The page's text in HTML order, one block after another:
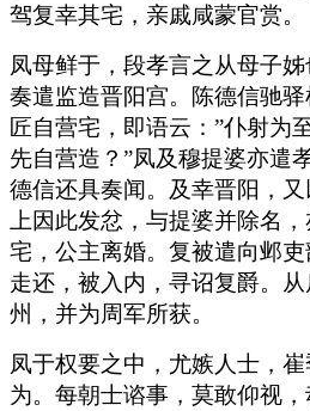
驾复幸其宅，亲戚咸蒙官赏。
凤母鲜于，段孝言之从母子姊
奏遣监造晋阳宫。陈德信驰
匠自营宅，即语云：”仆射为
先自营造？”凤及穆提婆亦遣
德信还具奏闻。及幸晋阳，又
上因此发忿，与提婆并除名
宅，公主离婚。复被遣向邺
走还，被入内，寻诏复爵。
州，并为周军所获。
凤于权要之中，尤嫉人士，
为。每朝士谘事，莫敢仰视